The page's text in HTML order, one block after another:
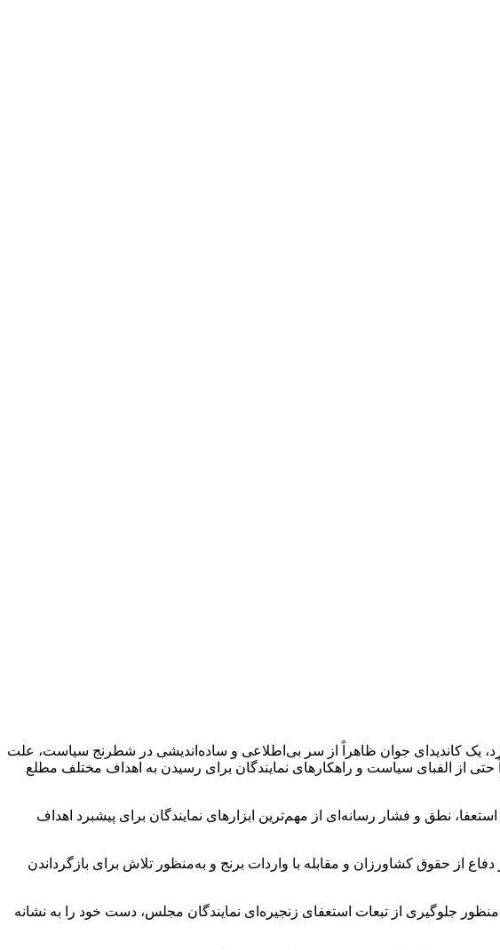
یک کاندیدای جوان ظاهراً از سر بی‌اطلاعی و ساده‌اندیشی در شطرنج سیاست، علت
از الفبای سیاست و راهکارهای نمایندگان برای رسیدن به اهداف مختلف مطلع
نطق و فشار رسانه‌ای از مهم‌ترین ابزارهای نمایندگان برای پیشبرد اهداف
دفاع از حقوق کشاورزان و مقابله با واردات برنج و به‌منظور تلاش برای بازگرداندن
جلوگیری از تبعات استعفای زنجیره‌ای نمایندگان مجلس، دست خود را به نشانه